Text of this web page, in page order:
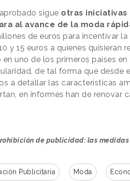
sigue otras iniciativas
al avance de la moda
de euros para incentivar la
y 15 euros a quienes quisieran
uno de los primeros países en
de tal forma que desde
a detallar las características
en informes han de renovar
de publicidad: las
Publicitaria Moda